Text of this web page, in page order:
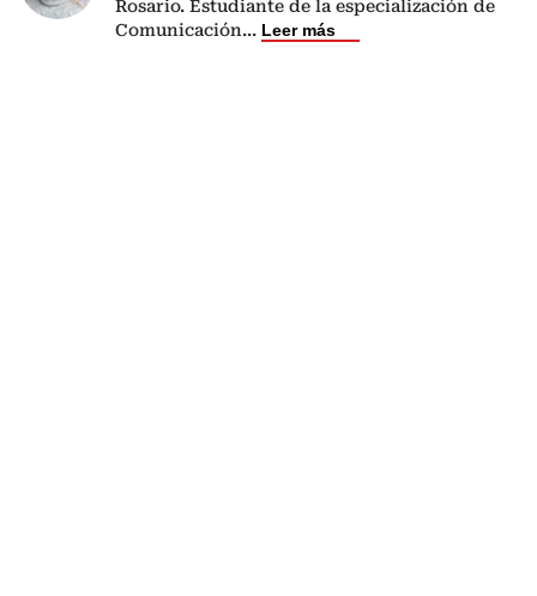
Rosario. Estudiante de la especialización de
Comunicación... Leer más